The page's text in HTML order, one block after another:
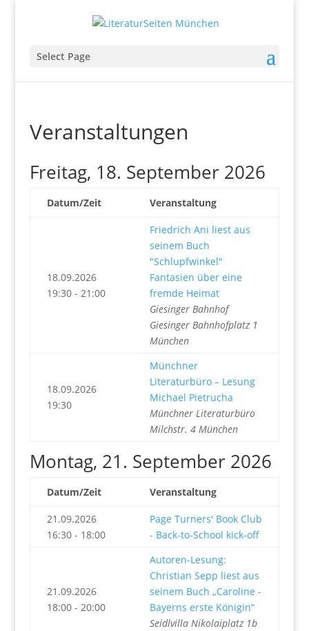
Select Page
Veranstaltungen
Freitag, 18. September 2026
Datum/Zeit Veranstaltung
18.09.2026
19:30 - 21:00
Friedrich Ani liest aus
seinem Buch
"Schlupfwinkel"
Fantasien über eine
fremde Heimat
Giesinger Bahnhof
Giesinger Bahnhofplatz 1
München
18.09.2026
19:30
Münchner
Literaturbüro – Lesung
Michael Pietrucha
Münchner Literaturbüro
Milchstr. 4 München
Montag, 21. September 2026
Datum/Zeit Veranstaltung
21.09.2026
16:30 - 18:00
Page Turners' Book Club
- Back-to-School kick-off
21.09.2026
18:00 - 20:00
Autoren-Lesung:
Christian Sepp liest aus
seinem Buch „Caroline -
Bayerns erste Königin“
Seidlvilla Nikolaiplatz 1b